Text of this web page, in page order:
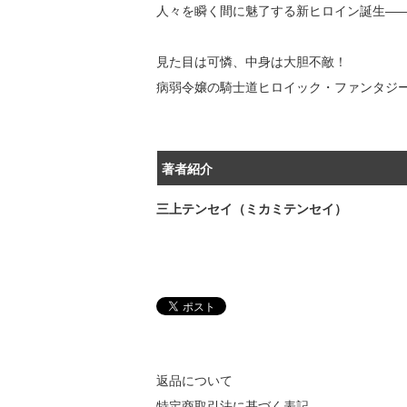
人々を瞬く間に魅了する新ヒロイン誕生
見た目は可憐、中身は大胆不敵！
病弱令嬢の騎士道ヒロイック・ファンタジ
著者紹介
三上テンセイ（ミカミテンセイ）
返品について